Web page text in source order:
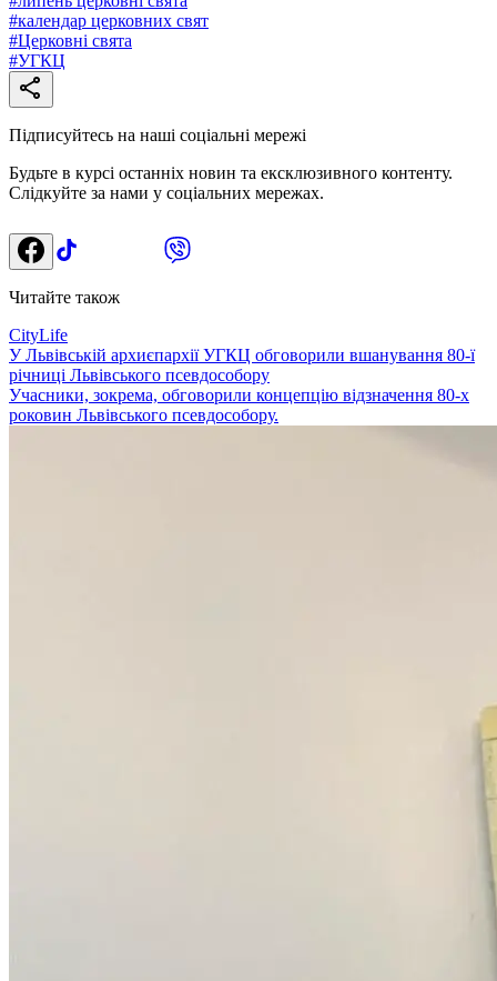
#календар церковних свят
#Церковні свята
#УГКЦ
Підписуйтесь на наші соціальні мережі
Будьте в курсі останніх новин та ексклюзивного контенту.
Слідкуйте за нами у соціальних мережах.
Читайте також
CityLife
У Львівській архиєпархії УГКЦ обговорили вшанування 80-ї
річниці Львівського псевдособору
Учасники, зокрема, обговорили концепцію відзначення 80-х
роковин Львівського псевдособору.